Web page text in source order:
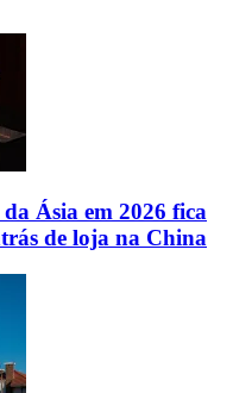
Ásia em 2026 fica
de loja na China